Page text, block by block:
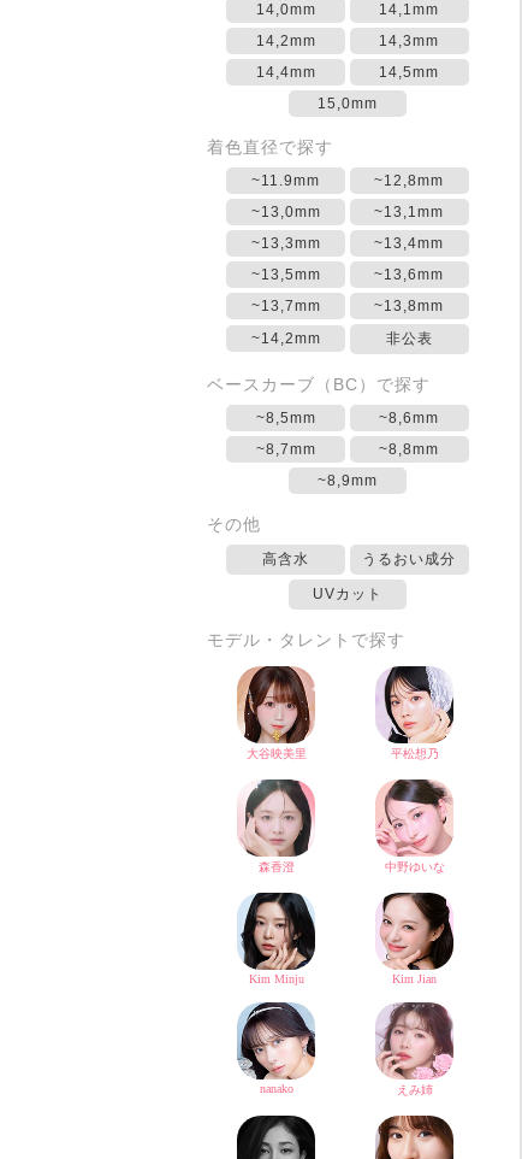
14,0mm
14,1mm
14,2mm
14,3mm
14,4mm
14,5mm
15,0mm
着色直径で探す
~11.9mm
~12,8mm
~13,0mm
~13,1mm
~13,3mm
~13,4mm
~13,5mm
~13,6mm
~13,7mm
~13,8mm
~14,2mm
非公表
ベースカーブ（BC）で探す
~8,5mm
~8,6mm
~8,7mm
~8,8mm
~8,9mm
その他
高含水 うるおい成分
UVカット
モデル・タレントで探す